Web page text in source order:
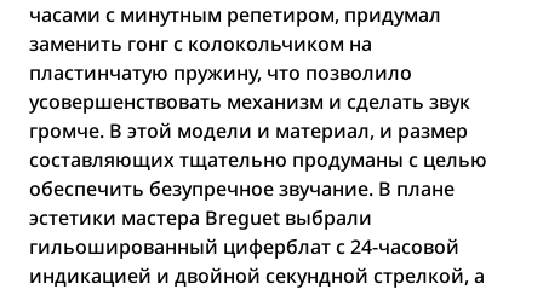
часами с минутным репетиром, придумал
заменить гонг с колокольчиком на
пластинчатую пружину, что позволило
усовершенствовать механизм и сделать звук
громче. В этой модели и материал, и размер
составляющих тщательно продуманы с целью
обеспечить безупречное звучание. В плане
эстетики мастера Breguet выбрали
гильошированный циферблат с 24-часовой
индикацией и двойной секундной стрелкой, а